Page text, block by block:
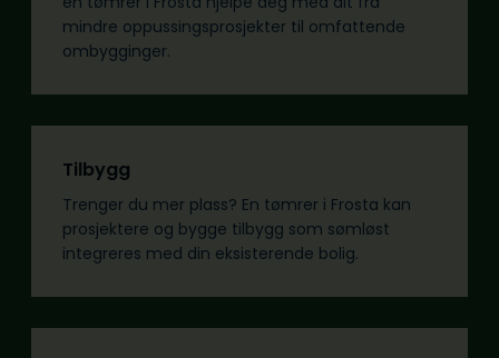
mindre oppussingsprosjekter til omfattende
ombygginger.
Tilbygg
Trenger du mer plass? En tømrer i Frosta kan
prosjektere og bygge tilbygg som sømløst
integreres med din eksisterende bolig.